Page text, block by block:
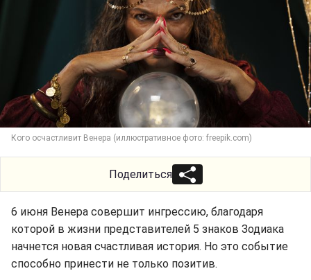
Кого осчастливит Венера (иллюстративное фото: freepik.com)
Поделиться
6 июня Венера совершит ингрессию, благодаря
которой в жизни представителей 5 знаков Зодиака
начнется новая счастливая история. Но это событие
способно принести не только позитив.